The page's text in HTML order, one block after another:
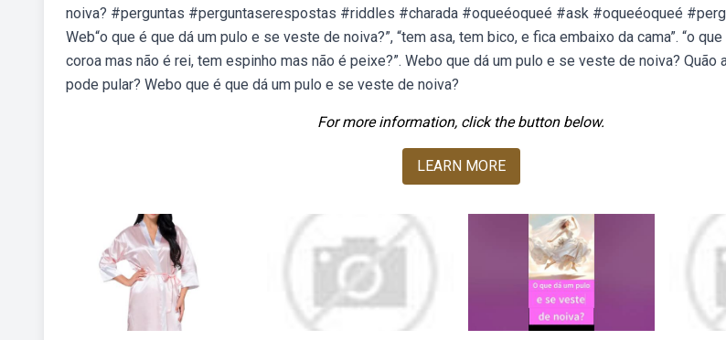
noiva? #perguntas #perguntaserespostas #riddles #charada #oqueéoqueé #ask #oqueéoqueé
Web“o que é que dá um pulo e se veste de noiva?”, “tem asa, tem bico, e fica embaixo da cama”. “o
coroa mas não é rei, tem espinho mas não é peixe?”. Webo que dá um pulo e se veste de noiva? Quão
pode pular? Webo que é que dá um pulo e se veste de noiva?
For more information, click the button below.
LEARN MORE